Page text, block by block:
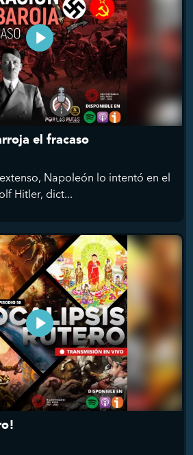
el fracaso
Napoleón lo intentó en el
Hitler, dict...